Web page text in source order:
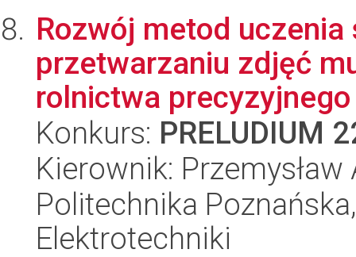
Rozwój metod uczenia
przetwarzaniu zdjęć
rolnictwa precyzyjnego
Konkurs: PRELUDIUM
Kierownik:
Politechnika
Elektrotechniki